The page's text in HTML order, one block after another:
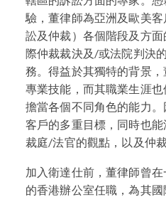
驗，董律師為亞洲及歐美
訟及仲裁）各個階段及方
際仲裁裁決及/或法院判決
務。得益於其獨特的背景
專業技能，而其職業生涯
擔當各個不同角色的能力
客戶的多重目標，同時也
裁庭/法官的觀點，以及仲
加入衛達仕前，董律師曾
的香港辦公室任職，為其